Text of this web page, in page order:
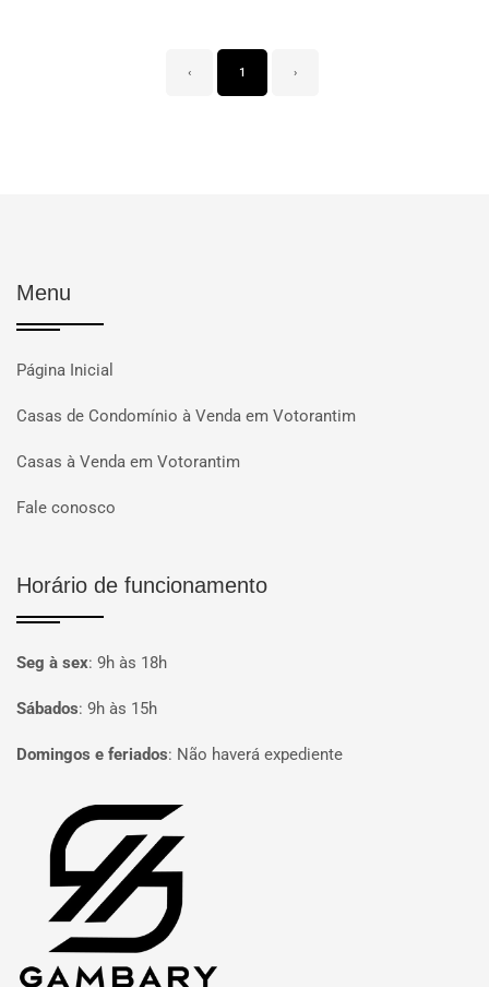
‹ 1 ›
Menu
Página Inicial
Casas de Condomínio à Venda em Votorantim
Casas à Venda em Votorantim
Fale conosco
Horário de funcionamento
Seg à sex: 9h às 18h
Sábados: 9h às 15h
Domingos e feriados: Não haverá expediente
Página inicial